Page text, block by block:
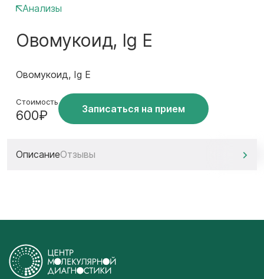
Анализы
Овомукоид, Ig E
Овомукоид, Ig E
Стоимость
600₽ Записаться на прием
ОписаниеОтзывы